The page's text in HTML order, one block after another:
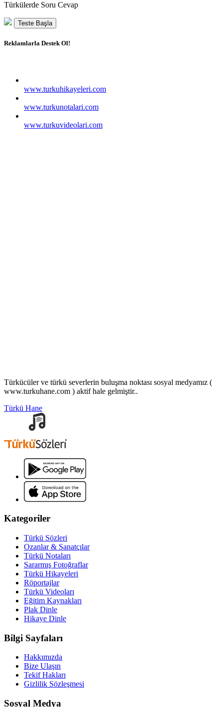
Türkülerde Soru Cevap
Teste Başla
Reklamlarla Destek Ol!
www.turkuhikayeleri.com
www.turkunotalari.com
www.turkuvideolari.com
Türkücüler ve türkü severlerin buluşma noktası sosyal medyamız (
www.turkuhane.com ) aktif hale gelmiştir..
Türkü Hane
Kategoriler
Türkü Sözleri
Ozanlar & Sanatçılar
Türkü Notaları
Sararmış Fotoğraflar
Türkü Hikayeleri
Röportajlar
Türkü Videoları
Eğitim Kaynakları
Plak Dinle
Hikaye Dinle
Bilgi Sayfaları
Hakkımızda
Bize Ulaşın
Tekif Hakları
Gizlilik Sözleşmesi
Sosyal Medya